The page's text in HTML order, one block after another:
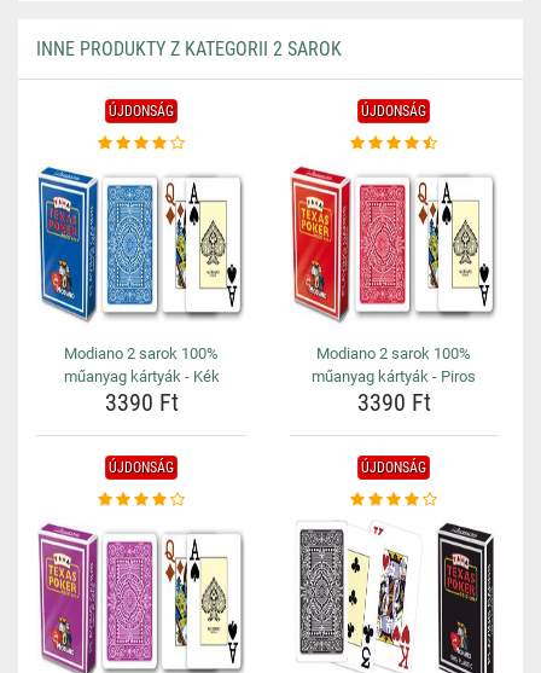
INNE PRODUKTY Z KATEGORII 2 SAROK
ÚJDONSÁG
Modiano 2 sarok 100%
műanyag kártyák - Kék
3390 Ft
ÚJDONSÁG
Modiano 2 sarok 100%
műanyag kártyák - Piros
3390 Ft
ÚJDONSÁG ÚJDONSÁG